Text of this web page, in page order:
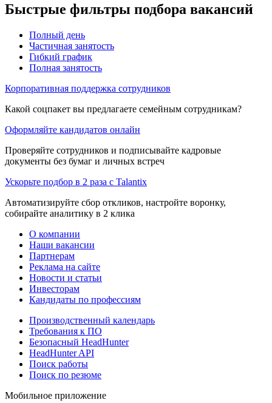
Быстрые фильтры подбора вакансий
Полный день
Частичная занятость
Гибкий график
Полная занятость
Корпоративная поддержка сотрудников
Какой соцпакет вы предлагаете семейным сотрудникам?
Оформляйте кандидатов онлайн
Проверяйте сотрудников и подписывайте кадровые
документы без бумаг и личных встреч
Ускорьте подбор в 2 раза с Talantix
Автоматизируйте сбор откликов, настройте воронку,
собирайте аналитику в 2 клика
О компании
Наши вакансии
Партнерам
Реклама на сайте
Новости и статьи
Инвесторам
Кандидаты по профессиям
Производственный календарь
Требования к ПО
Безопасный HeadHunter
HeadHunter API
Поиск работы
Поиск по резюме
Мобильное приложение